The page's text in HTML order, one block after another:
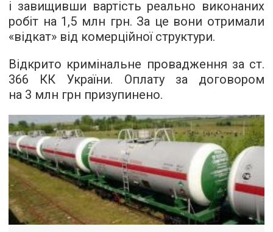
і завищивши вартість реально виконаних
робіт на 1,5 млн грн. За це вони отримали
«відкат» від комерційної структури.
Відкрито кримінальне провадження за ст.
366 КК України. Оплату за договором
на 3 млн грн призупинено.